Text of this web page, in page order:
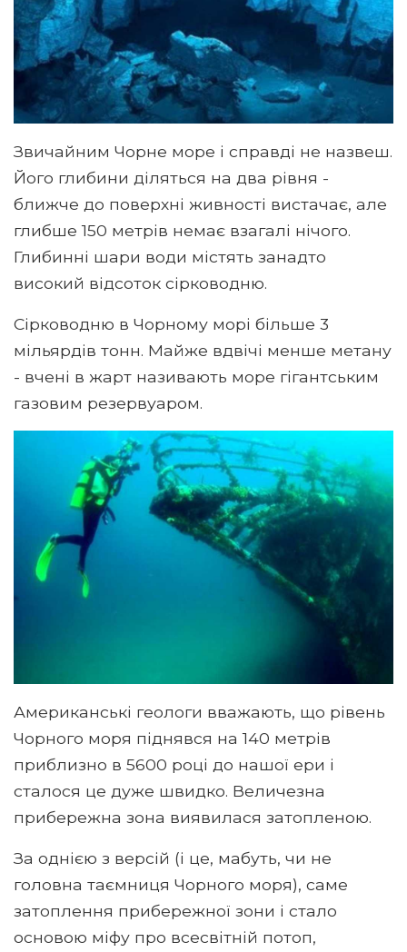
Звичайним Чорне море і справді не назвеш.
Його глибини діляться на два рівня -
ближче до поверхні живності вистачає, але
глибше 150 метрів немає взагалі нічого.
Глибинні шари води містять занадто
високий відсоток сірководню.
Сірководню в Чорному морі більше 3
мільярдів тонн. Майже вдвічі менше метану
- вчені в жарт називають море гігантським
газовим резервуаром.
Американські геологи вважають, що рівень
Чорного моря піднявся на 140 метрів
приблизно в 5600 році до нашої ери і
сталося це дуже швидко. Величезна
прибережна зона виявилася затопленою.
За однією з версій (і це, мабуть, чи не
головна таємниця Чорного моря), саме
затоплення прибережної зони і стало
основою міфу про всесвітній потоп,